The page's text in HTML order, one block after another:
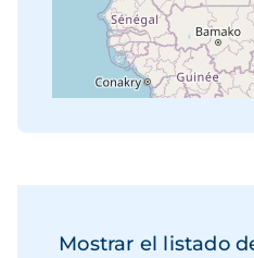
Mostrar el listado